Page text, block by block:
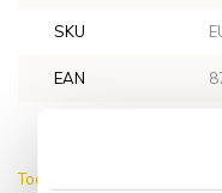
SKU
EAN
Toon meer